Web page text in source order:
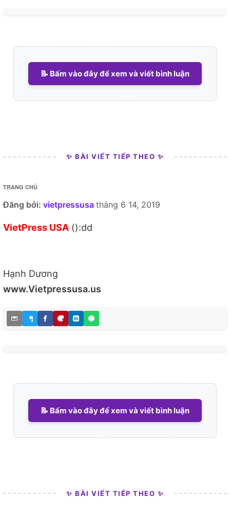
📝 Bấm vào đây để xem và viết bình luận
✨ BÀI VIẾT TIẾP THEO ✨
TRANG CHỦ
Đăng bởi: vietpressusa tháng 6 14, 2019
VietPress USA ():dd
Hạnh Dương
www.Vietpressusa.us
📝 Bấm vào đây để xem và viết bình luận
✨ BÀI VIẾT TIẾP THEO ✨